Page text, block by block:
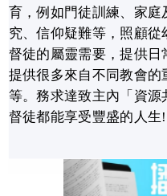
育，例如門徒訓練、家
究、信仰疑難等，照顧
督徒的屬靈需要，提供
提供很多來自不同教會
等。務求達致主內「資
督徒都能享受豐盛的人生